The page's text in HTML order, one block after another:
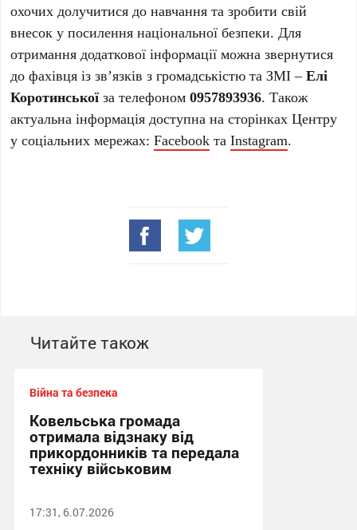
охочих долучитися до навчання та зробити свій
внесок у посилення національної безпеки. Для
отримання додаткової інформації можна звернутися
до фахівця із зв’язків з громадськістю та ЗМІ –Елі
Коротинської за телефоном0957893936. Також
актуальна інформація доступна на сторінках Центру
у соціальних мережах:Facebook таInstagram.
Читайте також
Війна та безпека
Ковельська громада
отримала відзнаку від
прикордонників та передала
техніку військовим
17:31, 6.07.2026